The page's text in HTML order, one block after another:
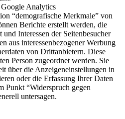
Analytics
“demografische Merkmale” von
Berichte erstellt werden, die
Interessen der Seitenbesucher
aus interessenbezogener Werbung
von Drittanbietern. Diese
Person zugeordnet werden. Sie
über die Anzeigeneinstellungen in
oder die Erfassung Ihrer Daten
Punkt “Widerspruch gegen
untersagen.